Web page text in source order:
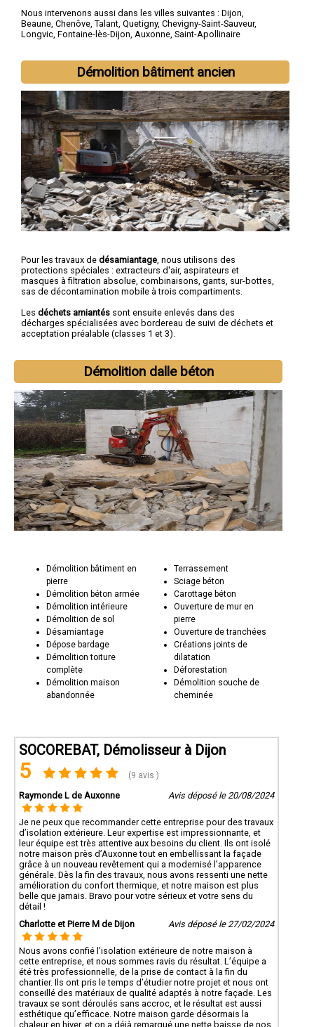
Nous intervenons aussi dans les villes suivantes : Dijon,
Beaune, Chenôve, Talant, Quetigny, Chevigny-Saint-Sauveur,
Longvic, Fontaine-lès-Dijon, Auxonne, Saint-Apollinaire
Démolition bâtiment ancien
Pour les travaux de désamiantage, nous utilisons des
protections spéciales : extracteurs d'air, aspirateurs et
masques à filtration absolue, combinaisons, gants, sur-bottes,
sas de décontamination mobile à trois compartiments.
Les déchets amiantés sont ensuite enlevés dans des
décharges spécialisées avec bordereau de suivi de déchets et
acceptation préalable (classes 1 et 3).
Démolition dalle béton
Démolition bâtiment en
pierre
Démolition béton armée
Démolition intérieure
Démolition de sol
Désamiantage
Dépose bardage
Démolition toiture
complète
Démolition maison
abandonnée
Terrassement
Sciage béton
Carottage béton
Ouverture de mur en
pierre
Ouverture de tranchées
Créations joints de
dilatation
Déforestation
Démolition souche de
cheminée
SOCOREBAT, Démolisseur à Dijon
5 (9 avis )
Raymonde L de Auxonne Avis déposé le 20/08/2024
Je ne peux que recommander cette entreprise pour des travaux
d’isolation extérieure. Leur expertise est impressionnante, et
leur équipe est très attentive aux besoins du client. Ils ont isolé
notre maison près d’Auxonne tout en embellissant la façade
grâce à un nouveau revêtement qui a modernisé l’apparence
générale. Dès la fin des travaux, nous avons ressenti une nette
amélioration du confort thermique, et notre maison est plus
belle que jamais. Bravo pour votre sérieux et votre sens du
détail !
Charlotte et Pierre M de Dijon
Avis déposé le 27/02/2024
Nous avons confié l’isolation extérieure de notre maison à
cette entreprise, et nous sommes ravis du résultat. L’équipe a
été très professionnelle, de la prise de contact à la fin du
chantier. Ils ont pris le temps d’étudier notre projet et nous ont
conseillé des matériaux de qualité adaptés à notre façade. Les
travaux se sont déroulés sans accroc, et le résultat est aussi
esthétique qu’efficace. Notre maison garde désormais la
chaleur en hiver, et on a déjà remarqué une nette baisse de nos